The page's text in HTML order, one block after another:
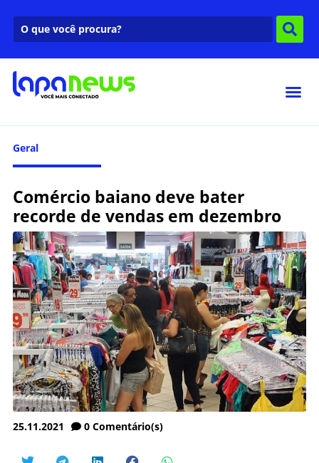
Geral
Comércio baiano deve bater
recorde de vendas em dezembro
25.11.2021 0 Comentário(s)